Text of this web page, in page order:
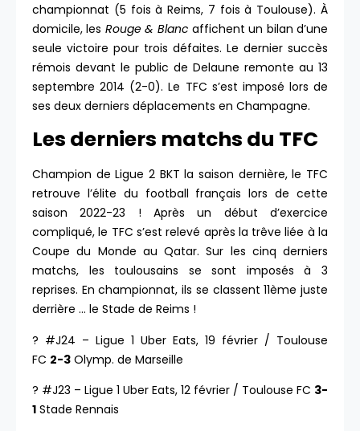
championnat (5 fois à Reims, 7 fois à Toulouse). À
domicile, les Rouge & Blanc affichent un bilan d’une
seule victoire pour trois défaites. Le dernier succès
rémois devant le public de Delaune remonte au 13
septembre 2014 (2-0). Le TFC s’est imposé lors de
ses deux derniers déplacements en Champagne.
Les derniers matchs du TFC
Champion de Ligue 2 BKT la saison dernière, le TFC
retrouve l’élite du football français lors de cette
saison 2022-23 ! Après un début d’exercice
compliqué, le TFC s’est relevé après la trêve liée à la
Coupe du Monde au Qatar. Sur les cinq derniers
matchs, les toulousains se sont imposés à 3
reprises. En championnat, ils se classent 11ème juste
derrière … le Stade de Reims !
? #J24 – Ligue 1 Uber Eats, 19 février / Toulouse
FC 2-3 Olymp. de Marseille
? #J23 – Ligue 1 Uber Eats, 12 février / Toulouse FC 3-
1 Stade Rennais